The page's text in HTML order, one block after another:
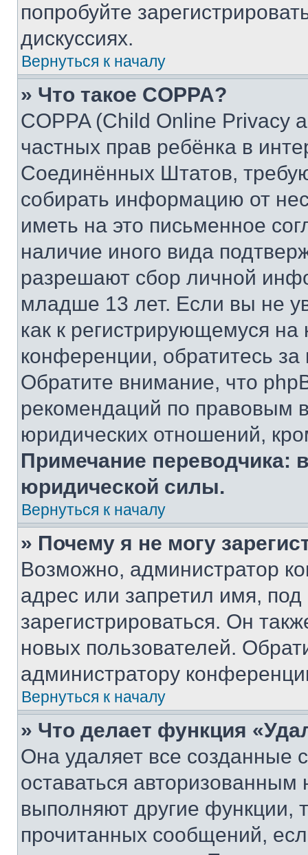
попробуйте
дискуссиях.
Вернуться к началу
» Что такое COPPA?
COPPA (Child Online Privacy
частных прав ребёнка в
Соединённых Штатов,
собирать информацию от
иметь на это письменное
наличие иного вида
разрешают сбор личной
младше 13 лет. Если вы не
как к регистрирующемуся
конференции, обратитесь
Обратите внимание, что
рекомендаций по правовым
юридических отношений,
Примечание переводчика:
юридической силы.
Вернуться к началу
» Почему я не могу
Возможно, администратор
адрес или запретил имя,
зарегистрироваться. Он
новых пользователей.
администратору
Вернуться к началу
» Что делает функция
Она удаляет все созданные
оставаться
выполняют другие функции,
прочитанных сообщений,